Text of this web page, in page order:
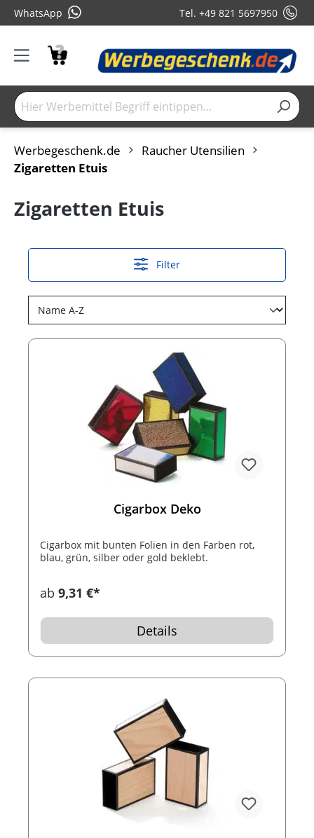
WhatsApp Tel. +49 821 5697950
Werbegeschenk.de
Raucher Utensilien
Zigaretten Etuis
Zigaretten Etuis
Filter
Cigarbox Deko
Cigarbox mit bunten Folien in den Farben rot,
blau, grün, silber oder gold beklebt.
ab 9,31 €*
Details